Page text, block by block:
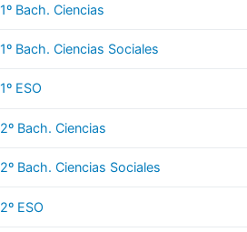
1º Bach. Ciencias
1º Bach. Ciencias Sociales
1º ESO
2º Bach. Ciencias
2º Bach. Ciencias Sociales
2º ESO